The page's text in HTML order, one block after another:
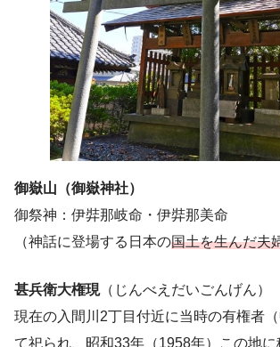
御嶽山（御嶽神社）
御祭神：伊弉那岐命・伊弉那美命
（神話に登場する日本の国土を生んだ夫
甚兵衛大権現（じんべえだいごんげん）
現在の入間川2丁目付近に当時の有権者
て祀られ、昭和33年（1958年）この地に